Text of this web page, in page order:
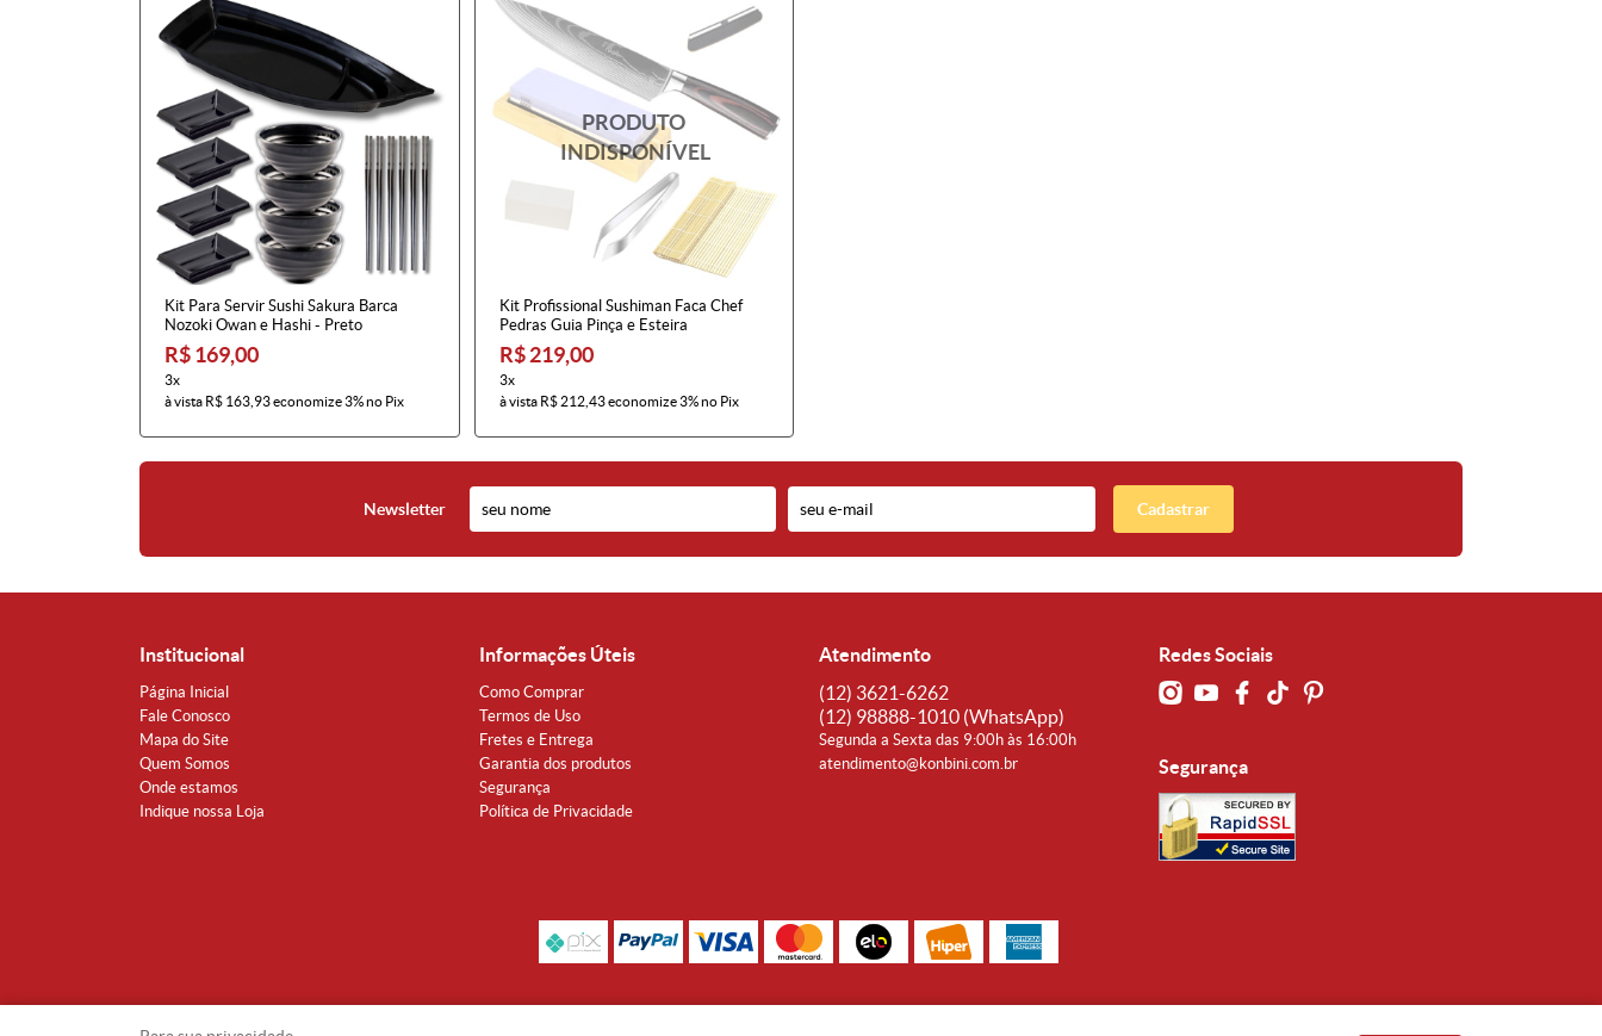
Kit Para Servir Sushi Sakura Barca
Nozoki Owan e Hashi - Preto
R$ 169,00
3x
à vista R$ 163,93economize3%no Pix
Kit Profissional Sushiman Faca Chef
Pedras Guia Pinça e Esteira
R$ 219,00
3x
à vista R$ 212,43economize3%no Pix
Newsletter Cadastrar
Institucional
Página Inicial
Fale Conosco
Mapa do Site
Quem Somos
Onde estamos
Indique nossa Loja
Informações Úteis
Como Comprar
Termos de Uso
Fretes e Entrega
Garantia dos produtos
Segurança
Política de Privacidade
Atendimento
(12) 3621-6262
(12) 98888-1010 (WhatsApp)
Segunda a Sexta das 9:00h às 16:00h
atendimento@konbini.com.br
Redes Sociais
Segurança